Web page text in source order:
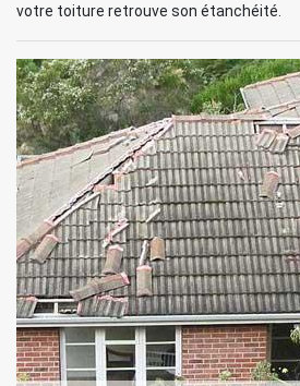
votre toiture retrouve son étanchéité.